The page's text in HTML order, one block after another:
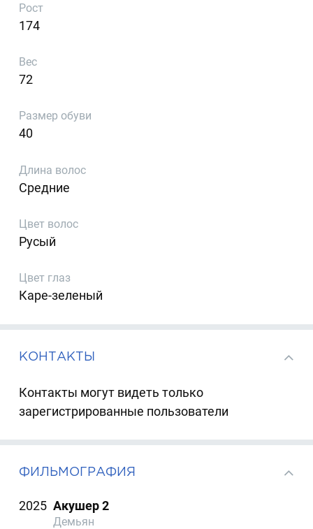
Рост
174
Вес
72
Размер обуви
40
Длина волос
Средние
Цвет волос
Русый
Цвет глаз
Каре-зеленый
КОНТАКТЫ
Контакты могут видеть только
зарегистрированные пользователи
ФИЛЬМОГРАФИЯ
2025 Акушер 2
Демьян